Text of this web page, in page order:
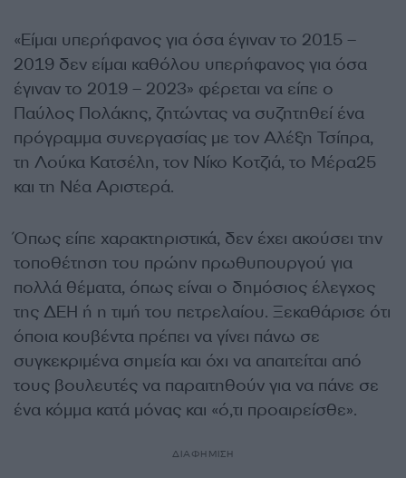
«Είμαι υπερήφανος για όσα έγιναν το 2015 –
2019 δεν είμαι καθόλου υπερήφανος για όσα
έγιναν το 2019 – 2023» φέρεται να είπε ο
Παύλος Πολάκης, ζητώντας να συζητηθεί ένα
πρόγραμμα συνεργασίας με τον Αλέξη Τσίπρα,
τη Λούκα Κατσέλη, τον Νίκο Κοτζιά, το Μέρα25
και τη Νέα Αριστερά.
Όπως είπε χαρακτηριστικά, δεν έχει ακούσει την
τοποθέτηση του πρώην πρωθυπουργού για
πολλά θέματα, όπως είναι ο δημόσιος έλεγχος
της ΔΕΗ ή η τιμή του πετρελαίου. Ξεκαθάρισε ότι
όποια κουβέντα πρέπει να γίνει πάνω σε
συγκεκριμένα σημεία και όχι να απαιτείται από
τους βουλευτές να παραιτηθούν για να πάνε σε
ένα κόμμα κατά μόνας και «ό,τι προαιρείσθε».
ΔΙΑΦΗΜΙΣΗ